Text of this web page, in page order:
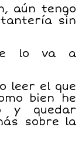
aún tengo
sin
lo va a
leer el que
bien he
y quedar
sobre la